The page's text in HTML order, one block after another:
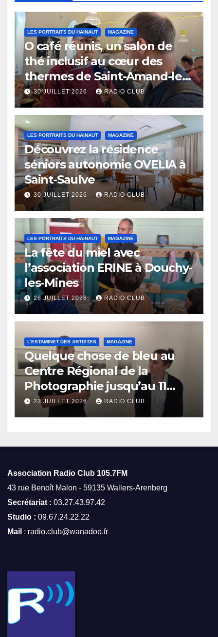
LES PORTRAITS DU HAINAUT MAGAZINE
O café réunis, un salon de
thé inclusif au cœur des
thermes de Saint-Amand-les-
Eaux
30 JUILLET 2026 RADIO CLUB
LES PORTRAITS DU HAINAUT MAGAZINE
Découvrez la résidence
séniors autonomie OVELIA à
Saint-Saulve
30 JUILLET 2026 RADIO CLUB
LES PORTRAITS DU HAINAUT MAGAZINE
La fête du miel avec
l’association ERINE à Douchy-
les-Mines
28 JUILLET 2026 RADIO CLUB
L'ESTAMINET DES ARTISTES MAGAZINE
Quelque chose de bleu au
Centre Régional de la
Photographie jusqu’au 11
octobre
23 JUILLET 2026 RADIO CLUB
Association Radio Club 105.7FM
43 rue Benoît Malon - 59135 Wallers-Arenberg
Secrétariat : 03.27.43.97.42
Studio : 09.67.24.22.22
Mail : radio.club@wanadoo.fr